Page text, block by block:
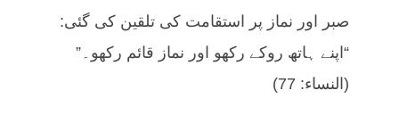
صبر اور نماز پر استقامت کی تلقین کی گئی:
“اپنے ہاتھ روکے رکھو اور نماز قائم رکھو۔”
(النساء: 77)